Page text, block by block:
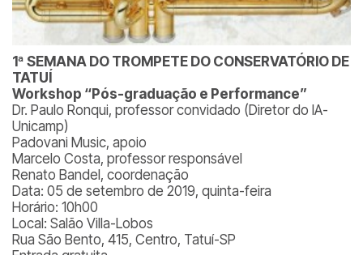
1ª SEMANA DO TROMPETE DO CONSERVATÓRIO DE
TATUÍ
Workshop “Pós-graduação e Performance”
Dr. Paulo Ronqui, professor convidado (Diretor do IA-
Unicamp)
Padovani Music, apoio
Marcelo Costa, professor responsável
Renato Bandel, coordenação
Data: 05 de setembro de 2019, quinta-feira
Horário: 10h00
Local: Salão Villa-Lobos
Rua São Bento, 415, Centro, Tatuí-SP